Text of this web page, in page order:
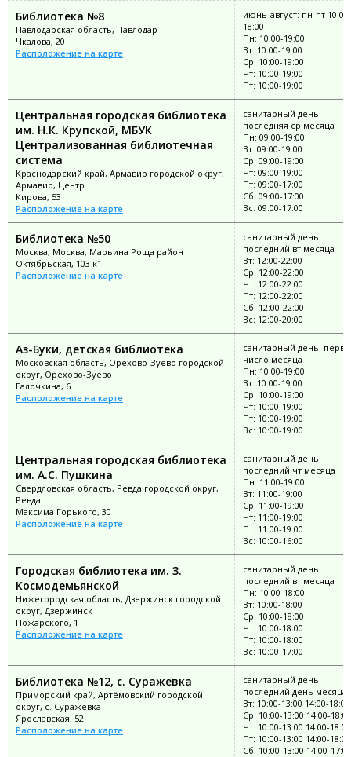
Библиотека №8
Павлодарская область, Павлодар
Чкалова, 20
Расположение на карте
июнь-август: пн-пт 10:00-
18:00
Пн: 10:00-19:00
Вт: 10:00-19:00
Ср: 10:00-19:00
Чт: 10:00-19:00
Пт: 10:00-19:00
Центральная городская библиотека
им. Н.К. Крупской, МБУК
Централизованная библиотечная
система
Краснодарский край, Армавир городской округ,
Армавир, Центр
Кирова, 53
Расположение на карте
санитарный день:
последняя ср месяца
Пн: 09:00-19:00
Вт: 09:00-19:00
Ср: 09:00-19:00
Чт: 09:00-19:00
Пт: 09:00-17:00
Сб: 09:00-17:00
Вс: 09:00-17:00
Библиотека №50
Москва, Москва, Марьина Роща район
Октябрьская, 103 к1
Расположение на карте
санитарный день:
последний вт месяца
Вт: 12:00-22:00
Ср: 12:00-22:00
Чт: 12:00-22:00
Пт: 12:00-22:00
Сб: 12:00-22:00
Вс: 12:00-20:00
Аз-Буки, детская библиотека
Московская область, Орехово-Зуево городской
округ, Орехово-Зуево
Галочкина, 6
Расположение на карте
санитарный день:
число месяца
Пн: 10:00-19:00
Вт: 10:00-19:00
Ср: 10:00-19:00
Чт: 10:00-19:00
Пт: 10:00-19:00
Вс: 10:00-19:00
Центральная городская библиотека
им. А.С. Пушкина
Свердловская область, Ревда городской округ,
Ревда
Максима Горького, 30
Расположение на карте
санитарный день:
последний чт месяца
Пн: 11:00-19:00
Вт: 11:00-19:00
Ср: 11:00-19:00
Чт: 11:00-19:00
Пт: 11:00-19:00
Вс: 10:00-16:00
Городская библиотека им. З.
Космодемьянской
Нижегородская область, Дзержинск городской
округ, Дзержинск
Пожарского, 1
Расположение на карте
санитарный день:
последний вт месяца
Пн: 10:00-18:00
Вт: 10:00-18:00
Ср: 10:00-18:00
Чт: 10:00-18:00
Пт: 10:00-18:00
Вс: 10:00-17:00
Библиотека №12, с. Суражевка
Приморский край, Артёмовский городской
округ, с. Суражевка
Ярославская, 52
Расположение на карте
санитарный день:
последний день месяца
Вт: 10:00-13:00 14:00-18:00
Ср: 10:00-13:00 14:00-18:00
Чт: 10:00-13:00 14:00-18:00
Пт: 10:00-13:00 14:00-18:00
Сб: 10:00-13:00 14:00-17:00